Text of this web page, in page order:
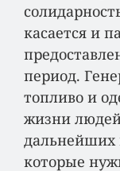
касается и
период.
топливо и
жизни
дальнейших
которые